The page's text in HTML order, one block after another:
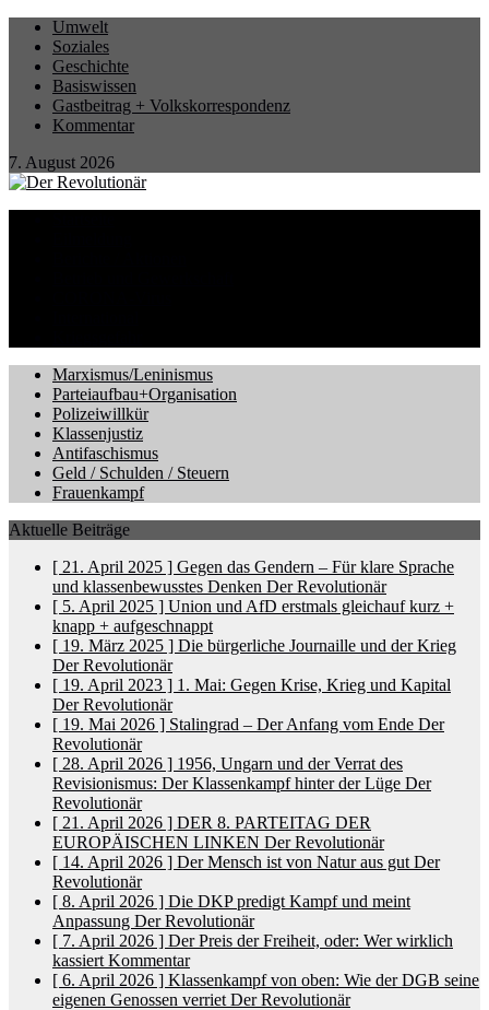
Umwelt
Soziales
Geschichte
Basiswissen
Gastbeitrag + Volkskorrespondenz
Kommentar
7. August 2026
Marxismus/Leninismus
Parteiaufbau+Organisation
Polizeiwillkür
Klassenjustiz
Antifaschismus
Geld / Schulden / Steuern
Frauenkampf
Aktuelle Beiträge
[ 21. April 2025 ] Gegen das Gendern – Für klare Sprache
und klassenbewusstes Denken Der Revolutionär
[ 5. April 2025 ] Union und AfD erstmals gleichaufkurz +
knapp + aufgeschnappt
[ 19. März 2025 ] Die bürgerliche Journaille und der Krieg
Der Revolutionär
[ 19. April 2023 ] 1. Mai: Gegen Krise, Krieg und Kapital
Der Revolutionär
[ 19. Mai 2026 ] Stalingrad – Der Anfang vom Ende Der
Revolutionär
[ 28. April 2026 ] 1956, Ungarn und der Verrat des
Revisionismus: Der Klassenkampf hinter der Lüge Der
Revolutionär
[ 21. April 2026 ] DER 8. PARTEITAG DER
EUROPÄISCHEN LINKEN Der Revolutionär
[ 14. April 2026 ] Der Mensch ist von Natur aus gut Der
Revolutionär
[ 8. April 2026 ] Die DKP predigt Kampf und meint
Anpassung Der Revolutionär
[ 7. April 2026 ] Der Preis der Freiheit, oder: Wer wirklich
kassiert Kommentar
[ 6. April 2026 ] Klassenkampf von oben: Wie der DGB seine
eigenen Genossen verriet Der Revolutionär